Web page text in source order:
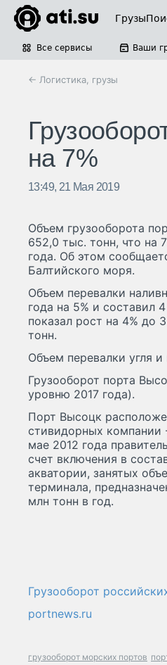
Грузы
Все сервисы Ваши
← Логистика, грузы
на 7%
13:49, 21 Мая 2019
Объем грузооборота
652,0 тыс. тонн, что на
года. Об этом
Балтийского моря.
Объем перевалки
года на 5% и составил
показал рост на 4% до
тонн.
Объем перевалки угля
Грузооборот порта
уровню 2017 года).
Порт Высоцк
стивидорных
мае 2012 года
счет включения в
акватории, занятых
терминала,
млн тонн в год.
Грузооборот
portnews.ru
грузооборот морских портов